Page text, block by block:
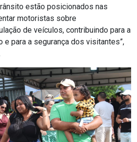
estão posicionados nas
motoristas sobre
de veículos, contribuindo para a
e para a segurança dos visitantes”,